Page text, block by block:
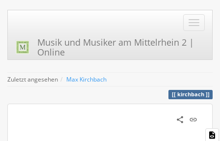
Musik und Musiker am Mittelrhein 2 |
Online
Zuletzt angesehen Max Kirchbach
kirchbach